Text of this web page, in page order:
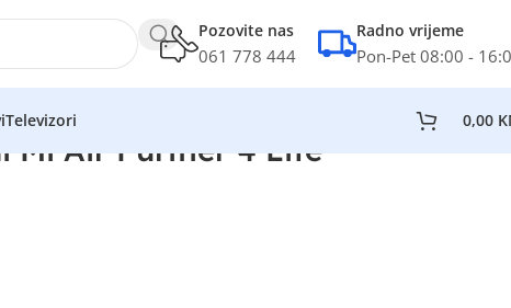
Pozovite nas
061 778 444
Radno vrijeme
Pon-Pet 08:00 -
Televizori 0,00
Mi Air Purifier 4 Lite